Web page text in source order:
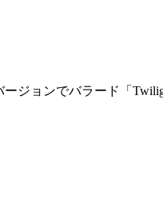
ージョンでバラード「